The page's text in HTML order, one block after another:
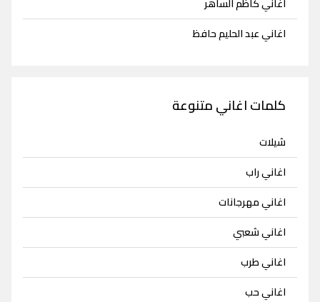
اغاني عبد الحليم حافظ
كلمات اغاني متنوعة
شيلات
اغاني راب
اغاني مهرجانات
اغاني شعبي
اغاني طرب
اغاني حب